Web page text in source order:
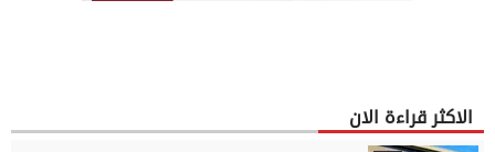
الاكثر قراءة الان